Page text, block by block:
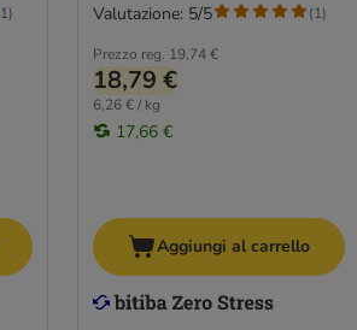
1)
Prezzo reg. 19,74 €
18,79 €
6,26 € / kg
17,66 €
Valutazione: 5/5 (1)
Aggiungi al carrello